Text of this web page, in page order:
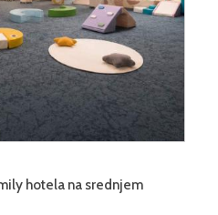
hotela na srednjem